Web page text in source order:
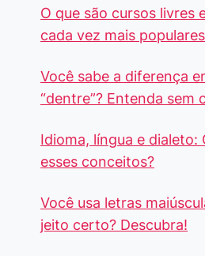
O que são cursos livres
cada vez mais
Você sabe a diferença
“dentre”? Entenda sem
Idioma, língua e dialeto:
esses conceitos?
Você usa letras
jeito certo? Descubra!